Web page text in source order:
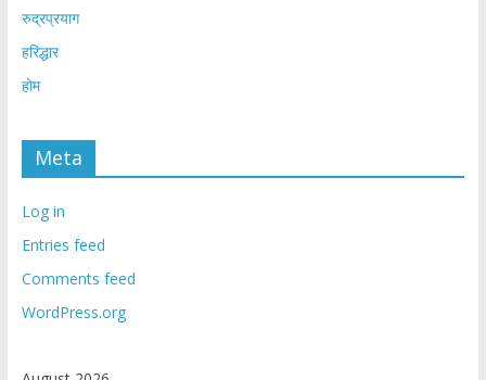
रुद्रप्रयाग
हरिद्धार
होम
Meta
Log in
Entries feed
Comments feed
WordPress.org